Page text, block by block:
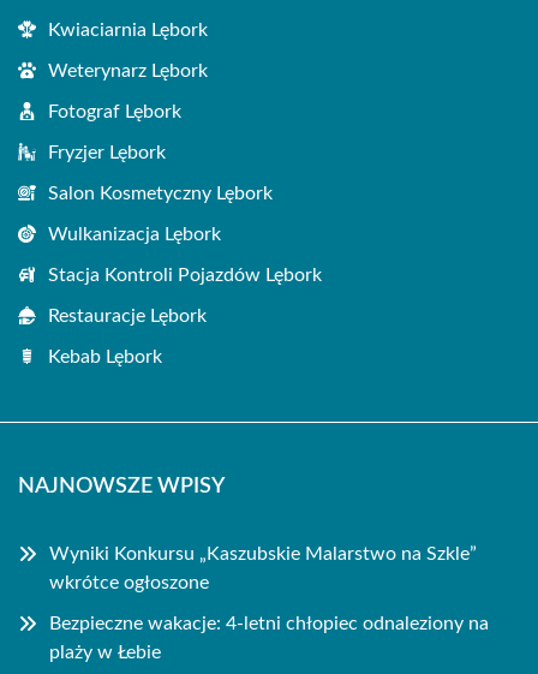
Kwiaciarnia Lębork
Weterynarz Lębork
Fotograf Lębork
Fryzjer Lębork
Salon Kosmetyczny Lębork
Wulkanizacja Lębork
Stacja Kontroli Pojazdów Lębork
Restauracje Lębork
Kebab Lębork
NAJNOWSZE WPISY
Wyniki Konkursu „Kaszubskie Malarstwo na Szkle”
wkrótce ogłoszone
Bezpieczne wakacje: 4-letni chłopiec odnaleziony na
plaży w Łebie